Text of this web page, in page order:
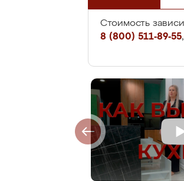
Стоимость
8 (800) 511-89-55,